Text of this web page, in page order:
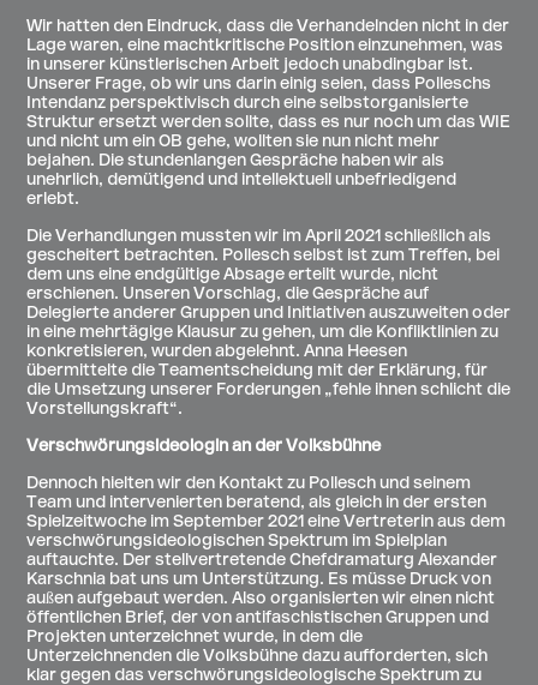
Wir hatten den Eindruck, dass die Verhandelnden nicht in der
Lage waren, eine machtkritische Position einzunehmen, was
in unserer künstlerischen Arbeit jedoch unabdingbar ist.
Unserer Frage, ob wir uns darin einig seien, dass Polleschs
Intendanz perspektivisch durch eine selbstorganisierte
Struktur ersetzt werden sollte, dass es nur noch um das WIE
und nicht um ein OB gehe, wollten sie nun nicht mehr
bejahen. Die stundenlangen Gespräche haben wir als
unehrlich, demütigend und intellektuell unbefriedigend
erlebt.
Die Verhandlungen mussten wir im April 2021 schließlich als
gescheitert betrachten. Pollesch selbst ist zum Treffen, bei
dem uns eine endgültige Absage erteilt wurde, nicht
erschienen. Unseren Vorschlag, die Gespräche auf
Delegierte anderer Gruppen und Initiativen auszuweiten oder
in eine mehrtägige Klausur zu gehen, um die Konfliktlinien zu
konkretisieren, wurden abgelehnt. Anna Heesen
übermittelte die Teamentscheidung mit der Erklärung, für
die Umsetzung unserer Forderungen „fehle ihnen schlicht die
Vorstellungskraft“.
Verschwörungsideologin an der Volksbühne
Dennoch hielten wir den Kontakt zu Pollesch und seinem
Team und intervenierten beratend, als gleich in der ersten
Spielzeitwoche im September 2021 eine Vertreterin aus dem
verschwörungsideologischen Spektrum im Spielplan
auftauchte. Der stellvertretende Chefdramaturg Alexander
Karschnia bat uns um Unterstützung. Es müsse Druck von
außen aufgebaut werden. Also organisierten wir einen nicht
öffentlichen Brief, der von antifaschistischen Gruppen und
Projekten unterzeichnet wurde, in dem die
Unterzeichnenden die Volksbühne dazu aufforderten, sich
klar gegen das verschwörungsideologische Spektrum zu